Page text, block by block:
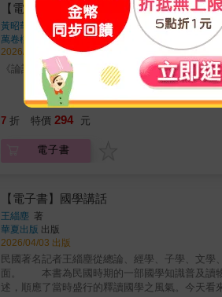
【電子書】論語義例
黃昭華
著
萬卷樓
出版
2026/05/01 出版
《論語》每一用字極嚴謹，而其編撰體例：每
7 折 特價 294 元
電子書
【電子書】國學講話
王緇塵 著
華夏出版 出版
2026/04/03 出版
民國著名記者王緇塵從總論、經學、子學、文
面。 本書為民國時期的一部國學知識普及讀物
述，順應了當時盛行的釋讀國學之風氣。今天看